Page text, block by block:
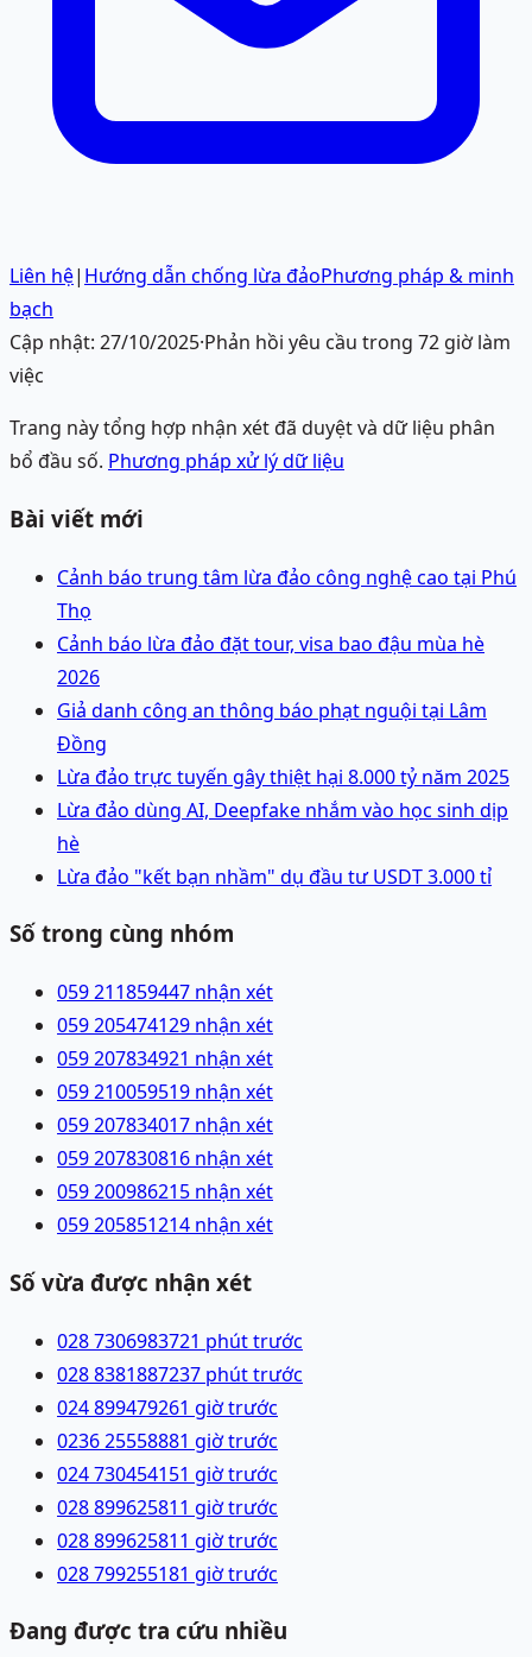
Liên hệ| Hướng dẫn chống lừa đảoPhương pháp & minh
bạch
Cập nhật: 27/10/2025·Phản hồi yêu cầu trong 72 giờ làm
việc
Trang này tổng hợp nhận xét đã duyệt và dữ liệu phân
bổ đầu số. Phương pháp xử lý dữ liệu
Bài viết mới
Cảnh báo trung tâm lừa đảo công nghệ cao tại Phú
Thọ
Cảnh báo lừa đảo đặt tour, visa bao đậu mùa hè
2026
Giả danh công an thông báo phạt nguội tại Lâm
Đồng
Lừa đảo trực tuyến gây thiệt hại 8.000 tỷ năm 2025
Lừa đảo dùng AI, Deepfake nhắm vào học sinh dịp
hè
Lừa đảo "kết bạn nhầm" dụ đầu tư USDT 3.000 tỉ
Số trong cùng nhóm
059 211859447 nhận xét
059 205474129 nhận xét
059 207834921 nhận xét
059 210059519 nhận xét
059 207834017 nhận xét
059 207830816 nhận xét
059 200986215 nhận xét
059 205851214 nhận xét
Số vừa được nhận xét
028 7306983721 phút trước
028 8381887237 phút trước
024 899479261 giờ trước
0236 25558881 giờ trước
024 730454151 giờ trước
028 899625811 giờ trước
028 899625811 giờ trước
028 799255181 giờ trước
Đang được tra cứu nhiều